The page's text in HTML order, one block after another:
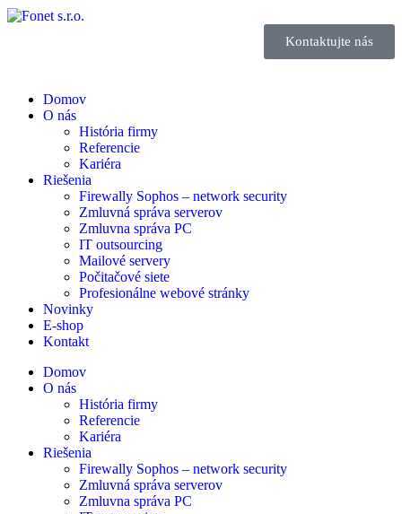
Kontaktujte nás
Domov
O nás
História firmy
Referencie
Kariéra
Riešenia
Firewally Sophos – network security
Zmluvná správa serverov
Zmluvna správa PC
IT outsourcing
Mailové servery
Počitačové siete
Profesionálne webové stránky
Novinky
E-shop
Kontakt
Domov
O nás
História firmy
Referencie
Kariéra
Riešenia
Firewally Sophos – network security
Zmluvná správa serverov
Zmluvna správa PC